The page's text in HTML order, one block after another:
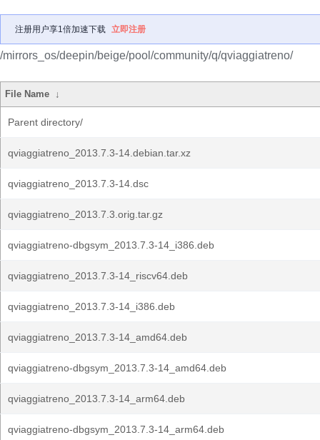
注册用户享1倍加速下载 立即注册
/mirrors_os/deepin/beige/pool/community/q/qviaggiatreno/
File Name ↓
Parent directory/
qviaggiatreno_2013.7.3-14.debian.tar.xz
qviaggiatreno_2013.7.3-14.dsc
qviaggiatreno_2013.7.3.orig.tar.gz
qviaggiatreno-dbgsym_2013.7.3-14_i386.deb
qviaggiatreno_2013.7.3-14_riscv64.deb
qviaggiatreno_2013.7.3-14_i386.deb
qviaggiatreno_2013.7.3-14_amd64.deb
qviaggiatreno-dbgsym_2013.7.3-14_amd64.deb
qviaggiatreno_2013.7.3-14_arm64.deb
qviaggiatreno-dbgsym_2013.7.3-14_arm64.deb